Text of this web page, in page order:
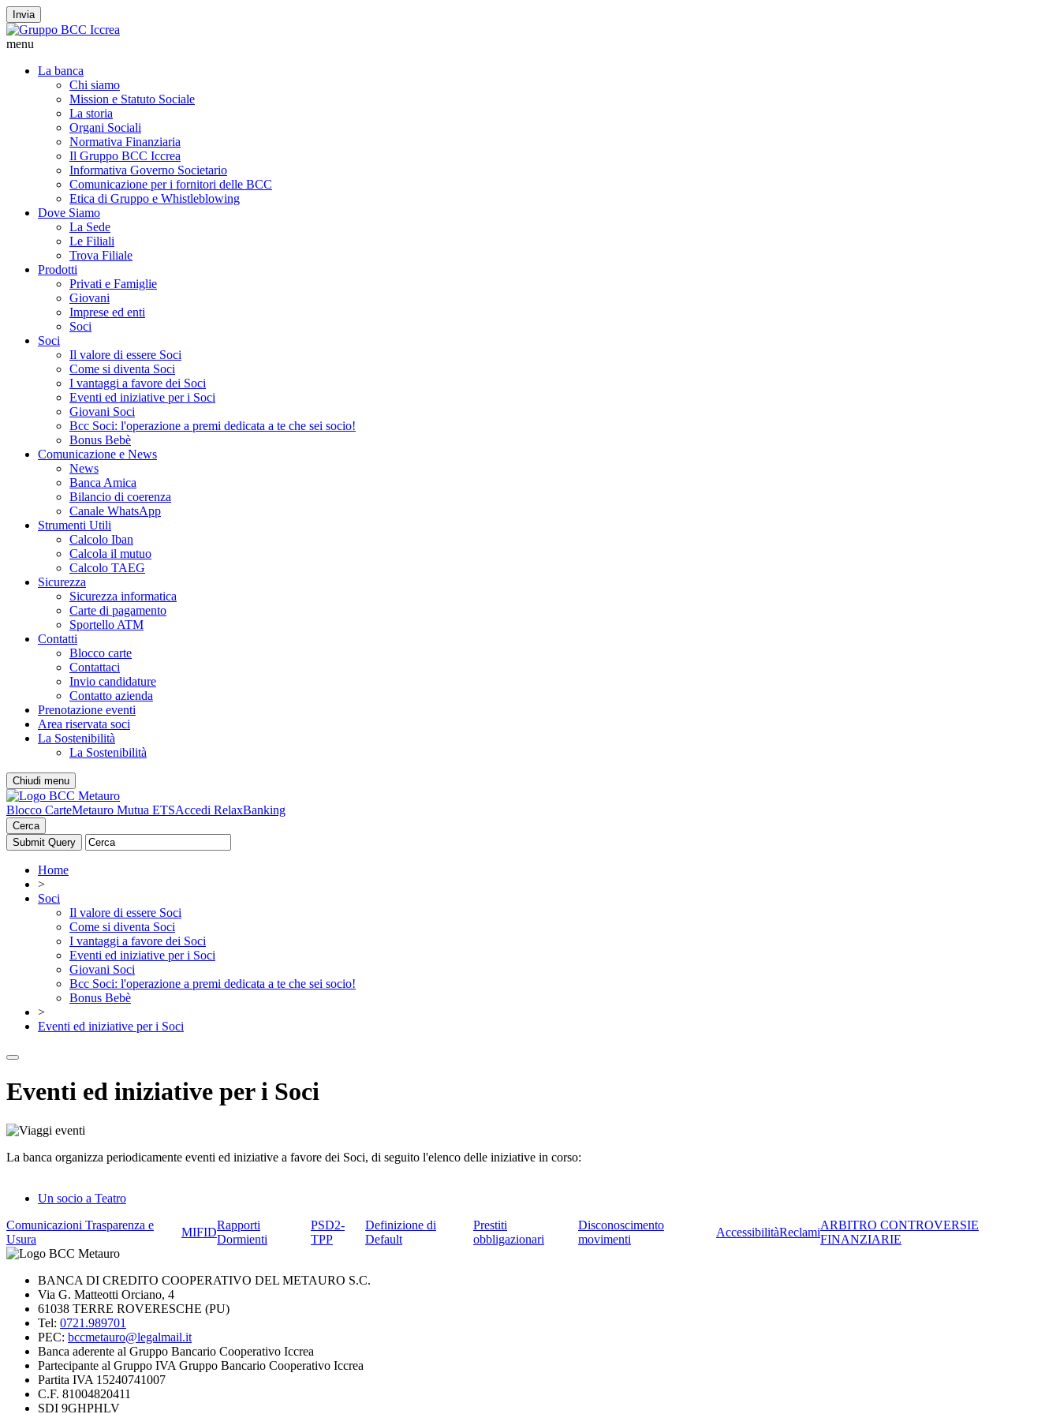
Invia
menu
La banca
Chi siamo
Mission e Statuto Sociale
La storia
Organi Sociali
Normativa Finanziaria
Il Gruppo BCC Iccrea
Informativa Governo Societario
Comunicazione per i fornitori delle BCC
Etica di Gruppo e Whistleblowing
Dove Siamo
La Sede
Le Filiali
Trova Filiale
Prodotti
Privati e Famiglie
Giovani
Imprese ed enti
Soci
Soci
Il valore di essere Soci
Come si diventa Soci
I vantaggi a favore dei Soci
Eventi ed iniziative per i Soci
Giovani Soci
Bcc Soci: l'operazione a premi dedicata a te che sei socio!
Bonus Bebè
Comunicazione e News
News
Banca Amica
Bilancio di coerenza
Canale WhatsApp
Strumenti Utili
Calcolo Iban
Calcola il mutuo
Calcolo TAEG
Sicurezza
Sicurezza informatica
Carte di pagamento
Sportello ATM
Contatti
Blocco carte
Contattaci
Invio candidature
Contatto azienda
Prenotazione eventi
Area riservata soci
La Sostenibilità
La Sostenibilità
Chiudi menu
Blocco CarteMetauro Mutua ETSAccedi RelaxBanking
Cerca
Home
>
Soci
Il valore di essere Soci
Come si diventa Soci
I vantaggi a favore dei Soci
Eventi ed iniziative per i Soci
Giovani Soci
Bcc Soci: l'operazione a premi dedicata a te che sei socio!
Bonus Bebè
>
Eventi ed iniziative per i Soci
Eventi ed iniziative per i Soci
La banca organizza periodicamente eventi ed iniziative a favore dei Soci, di seguito l'elenco delle iniziative in corso:
Un socio a Teatro
Comunicazioni Trasparenza e
Usura
MIFID
Rapporti
Dormienti
PSD2-
TPP
Definizione di
Default
Prestiti
obbligazionari
Disconoscimento
movimenti
AccessibilitàReclami
ARBITRO CONTROVERSIE
FINANZIARIE
BANCA DI CREDITO COOPERATIVO DEL METAURO S.C.
Via G. Matteotti Orciano, 4
61038 TERRE ROVERESCHE (PU)
Tel: 0721.989701
PEC: bccmetauro@legalmail.it
Banca aderente al Gruppo Bancario Cooperativo Iccrea
Partecipante al Gruppo IVA Gruppo Bancario Cooperativo Iccrea
Partita IVA 15240741007
C.F. 81004820411
SDI 9GHPHLV